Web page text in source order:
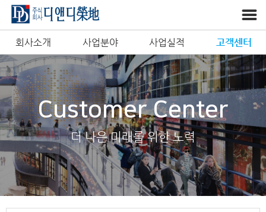
회사소개 사업분야 사업실적 고객센터
Customer Center
더 나은 미래를 위한 노력